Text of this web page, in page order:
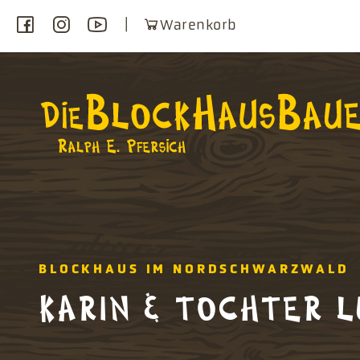
Warenkorb
BLOCKHAUS IM NORDSCHWARZWALD
KARIN & TOCHTER